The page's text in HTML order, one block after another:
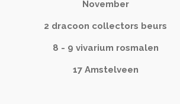
November
2 dracoon collectors beurs
8 - 9 vivarium rosmalen
17 Amstelveen